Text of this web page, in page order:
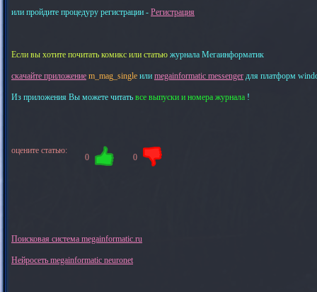
или пройдите процедуру регистрации - Регистрация
Если вы хотите почитать комикс или статью журнала Мегаинформатик
скачайте приложение m_mag_single или megainformatic messenger для платформ
Из приложения Вы можете читать все выпуски и номера журнала !
оцените статью:
0 0
Поисковая система megainformatic.ru
Нейросеть megainformatic neuronet